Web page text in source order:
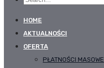
HOME
AKTUALNOŚCI
OFERTA
PŁATNOŚCI MASOWE